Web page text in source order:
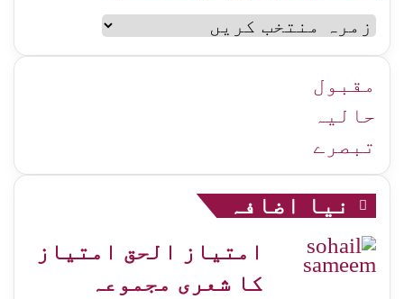
سلام
اردو
زمرہ
جات
مقبول
حالیہ
تبصرے
نیا اضافہ
امتیاز الحق امتیاز
کا شعری مجموعہ